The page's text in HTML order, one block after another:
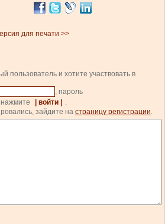
для печати >>
пользователь и хотите участвовать в
, пароль
| войти |
.
зайдите на страницу регистрации.